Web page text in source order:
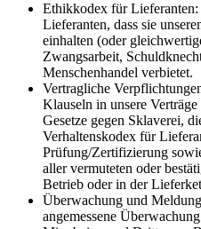
Ethikkodex für
Lieferanten, dass sie
einhalten (oder
Zwangsarbeit,
Menschenhandel verbietet.
Vertragliche
Klauseln in unsere
Gesetze gegen Sklaverei,
Verhaltenskodex für
Prüfung/Zertifizierung
aller vermuteten oder
Betrieb oder in der
Überwachung und
angemessene